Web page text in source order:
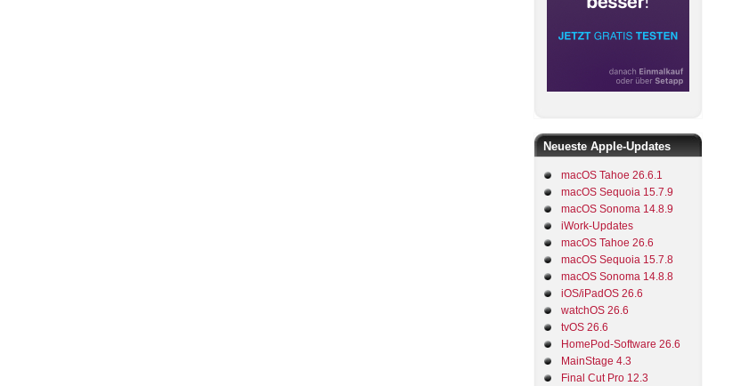
Neueste Apple-Updates
macOS Tahoe 26.6.1
macOS Sequoia 15.7.9
macOS Sonoma 14.8.9
iWork-Updates
macOS Tahoe 26.6
macOS Sequoia 15.7.8
macOS Sonoma 14.8.8
iOS/iPadOS 26.6
watchOS 26.6
tvOS 26.6
HomePod-Software 26.6
MainStage 4.3
Final Cut Pro 12.3